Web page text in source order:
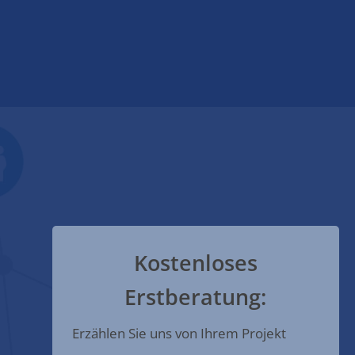
Kostenloses
Erstberatung:
Erzählen Sie uns von Ihrem Projekt